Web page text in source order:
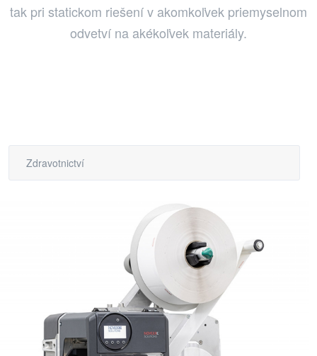
tak pri statickom riešení v akomkoľvek priemyselnom
odvetví na akékoľvek materiály.
Zdravotnictví